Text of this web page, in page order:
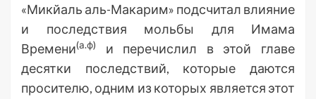
«Микйаль аль-Макарим» подсчитал влияние
и последствия мольбы для Имама
Времени(а.ф)
и перечислил в этой главе
десятки последствий, которые даются
просителю, одним из которых является этот